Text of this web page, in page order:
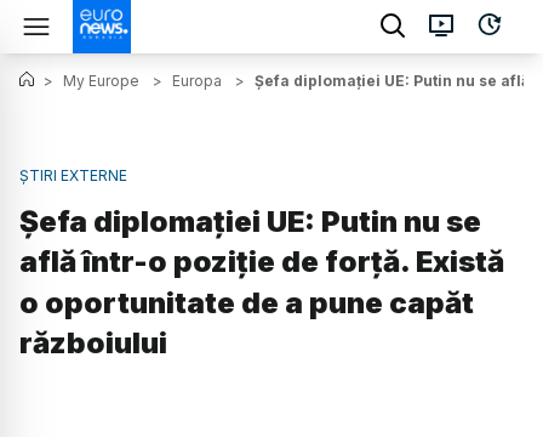
> My Europe > Europa > Șefa diplomației UE: Putin nu se află
ȘTIRI EXTERNE
Șefa diplomației UE: Putin nu se
află într-o poziție de forță. Există
o oportunitate de a pune capăt
războiului